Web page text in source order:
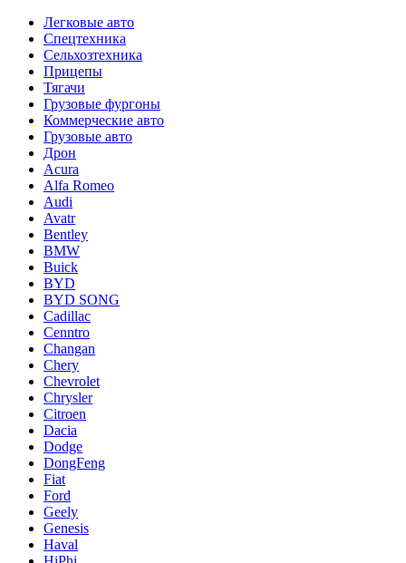
Легковые авто
Спецтехника
Сельхозтехника
Прицепы
Тягачи
Грузовые фургоны
Коммерческие авто
Грузовые авто
Дрон
Acura
Alfa Romeo
Audi
Avatr
Bentley
BMW
Buick
BYD
BYD SONG
Cadillac
Cenntro
Changan
Chery
Chevrolet
Chrysler
Citroen
Dacia
Dodge
DongFeng
Fiat
Ford
Geely
Genesis
Haval